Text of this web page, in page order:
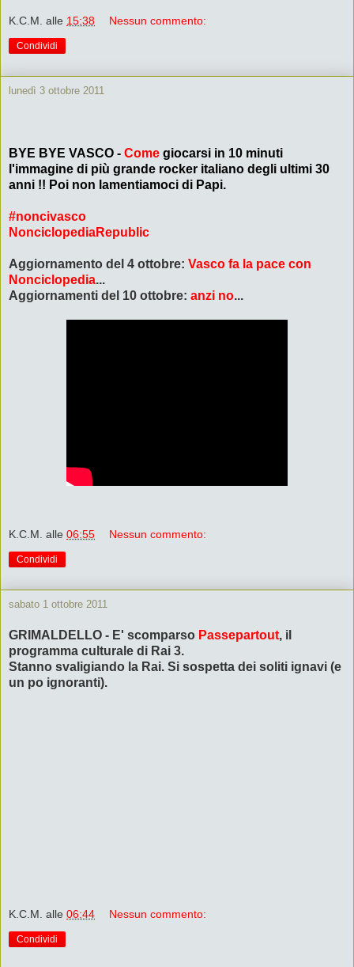
K.C.M. alle 15:38 Nessun commento:
Condividi
lunedì 3 ottobre 2011
BYE BYE VASCO - Come giocarsi in 10 minuti
l'immagine di più grande rocker italiano degli ultimi 30
anni !! Poi non lamentiamoci di Papi.
#noncivasco
NonciclopediaRepublic
Aggiornamento del 4 ottobre: Vasco fa la pace con
Nonciclopedia...
Aggiornamenti del 10 ottobre: anzi no...
K.C.M. alle 06:55 Nessun commento:
Condividi
sabato 1 ottobre 2011
GRIMALDELLO - E' scomparso Passepartout, il
programma culturale di Rai 3.
Stanno svaligiando la Rai. Si sospetta dei soliti ignavi (e
un po ignoranti).
K.C.M. alle 06:44 Nessun commento:
Condividi